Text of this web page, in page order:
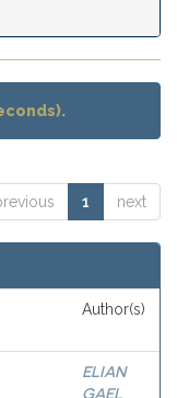
1 next
Author(s)
ELIAN
GAEL